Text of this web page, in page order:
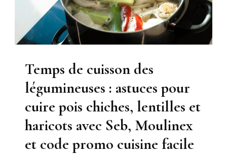
Temps de cuisson des
légumineuses : astuces pour
cuire pois chiches, lentilles et
haricots avec Seb, Moulinex
et code promo cuisine facile